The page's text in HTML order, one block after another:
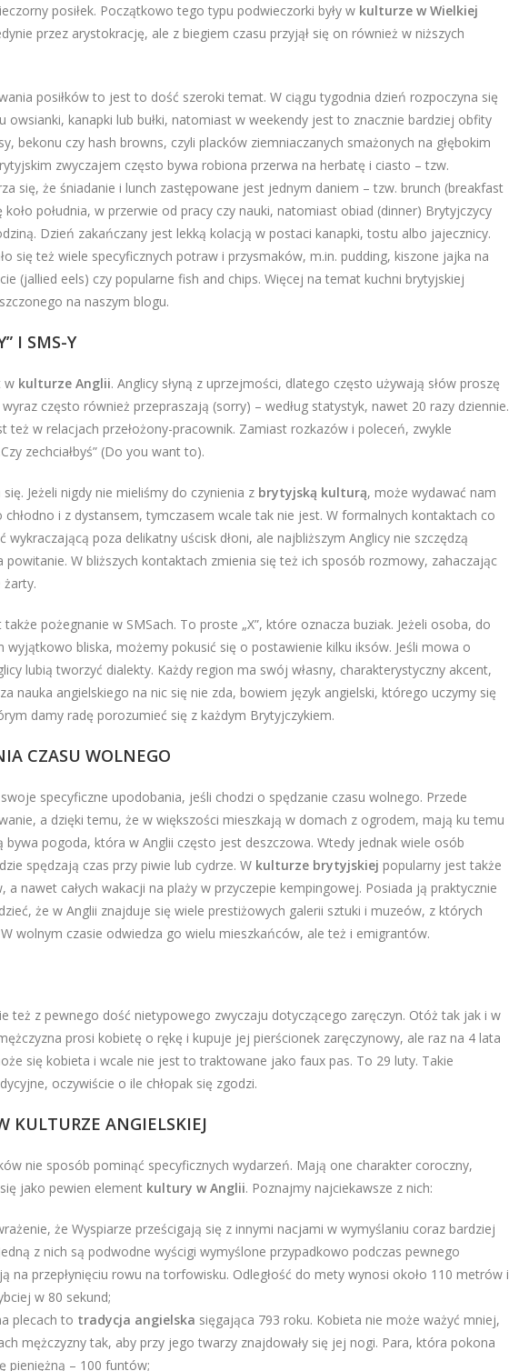
posiłek. Początkowo tego typu podwieczorki były w kulturze w Wielkiej
przez arystokrację, ale z biegiem czasu przyjął się on również w niższych
posiłków to jest to dość szeroki temat. W ciągu tygodnia dzień rozpoczyna się
owsianki, kanapki lub bułki, natomiast w weekendy jest to znacznie bardziej obfity
bekonu czy hash browns, czyli placków ziemniaczanych smażonych na głębokim
zwyczajem często bywa robiona przerwa na herbatę i ciasto – tzw.
się, że śniadanie i lunch zastępowane jest jednym daniem – tzw. brunch (breakfast
południa, w przerwie od pracy czy nauki, natomiast obiad (dinner) Brytyjczycy
Dzień zakańczany jest lekką kolacją w postaci kanapki, tostu albo jajecznicy.
się też wiele specyficznych potraw i przysmaków, m.in. pudding, kiszone jajka na
(jallied eels) czy popularne fish and chips. Więcej na temat kuchni brytyjskiej
na naszym blogu.
I SMS-Y
w kulturze Anglii. Anglicy słyną z uprzejmości, dlatego często używają słów proszę
często również przepraszają (sorry) – według statystyk, nawet 20 razy dziennie.
też w relacjach przełożony-pracownik. Zamiast rozkazów i poleceń, zwykle
zechciałbyś” (Do you want to).
Jeżeli nigdy nie mieliśmy do czynienia z brytyjską kulturą, może wydawać nam
i z dystansem, tymczasem wcale tak nie jest. W formalnych kontaktach co
poza delikatny uścisk dłoni, ale najbliższym Anglicy nie szczędzą
powitanie. W bliższych kontaktach zmienia się też ich sposób rozmowy, zahaczając
żarty.
także pożegnanie w SMSach. To proste „X”, które oznacza buziak. Jeżeli osoba, do
bliska, możemy pokusić się o postawienie kilku iksów. Jeśli mowa o
lubią tworzyć dialekty. Każdy region ma swój własny, charakterystyczny akcent,
nauka angielskiego na nic się nie zda, bowiem język angielski, którego uczymy się
damy radę porozumieć się z każdym Brytyjczykiem.
CZASU WOLNEGO
specyficzne upodobania, jeśli chodzi o spędzanie czasu wolnego. Przede
a dzięki temu, że w większości mieszkają w domach z ogrodem, mają ku temu
bywa pogoda, która w Anglii często jest deszczowa. Wtedy jednak wiele osób
spędzają czas przy piwie lub cydrze. W kulturze brytyjskiej popularny jest także
a nawet całych wakacji na plaży w przyczepie kempingowej. Posiada ją praktycznie
że w Anglii znajduje się wiele prestiżowych galerii sztuki i muzeów, z których
wolnym czasie odwiedza go wielu mieszkańców, ale też i emigrantów.
też z pewnego dość nietypowego zwyczaju dotyczącego zaręczyn. Otóż tak jak i w
prosi kobietę o rękę i kupuje jej pierścionek zaręczynowy, ale raz na 4 lata
się kobieta i wcale nie jest to traktowane jako faux pas. To 29 luty. Takie
oczywiście o ile chłopak się zgodzi.
KULTURZE ANGIELSKIEJ
nie sposób pominąć specyficznych wydarzeń. Mają one charakter coroczny,
jako pewien element kultury w Anglii. Poznajmy najciekawsze z nich:
że Wyspiarze prześcigają się z innymi nacjami w wymyślaniu coraz bardziej
z nich są podwodne wyścigi wymyślone przypadkowo podczas pewnego
na przepłynięciu rowu na torfowisku. Odległość do mety wynosi około 110 metrów i
w 80 sekund;
plecach to tradycja angielska sięgająca 793 roku. Kobieta nie może ważyć mniej,
mężczyzny tak, aby przy jego twarzy znajdowały się jej nogi. Para, która pokona
pieniężną – 100 funtów;